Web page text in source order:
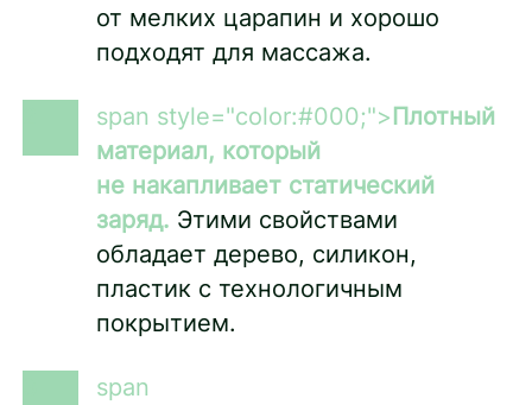
от мелких царапин и хорошо
подходят для массажа.
span style="color:#000;">Плотный
материал, который
не накапливает статический
заряд. Этими свойствами
обладает дерево, силикон,
пластик с технологичным
покрытием.
span